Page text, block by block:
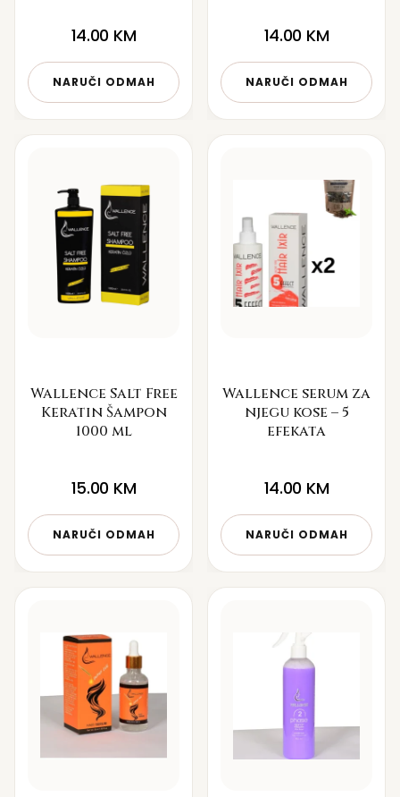
14.00 KM
NARUČI ODMAH
14.00 KM
NARUČI ODMAH
Wallence Salt Free
Keratin Šampon
1000 ml
15.00 KM
NARUČI ODMAH
Wallence serum za
njegu kose – 5
efekata
14.00 KM
NARUČI ODMAH